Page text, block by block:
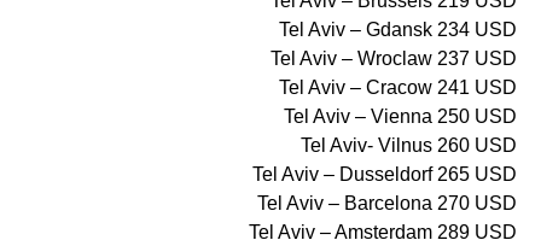
Tel Aviv – Gdansk 234 USD
Tel Aviv – Wroclaw 237 USD
Tel Aviv – Cracow 241 USD
Tel Aviv – Vienna 250 USD
Tel Aviv- Vilnus 260 USD
Tel Aviv – Dusseldorf 265 USD
Tel Aviv – Barcelona 270 USD
Tel Aviv – Amsterdam 289 USD